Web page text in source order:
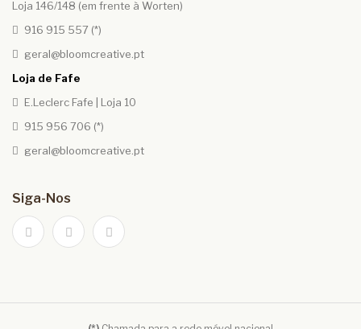
Loja 146/148 (em frente à Worten)
916 915 557 (*)
geral@bloomcreative.pt
Loja de Fafe
E.Leclerc Fafe | Loja 10
915 956 706 (*)
geral@bloomcreative.pt
Siga-Nos